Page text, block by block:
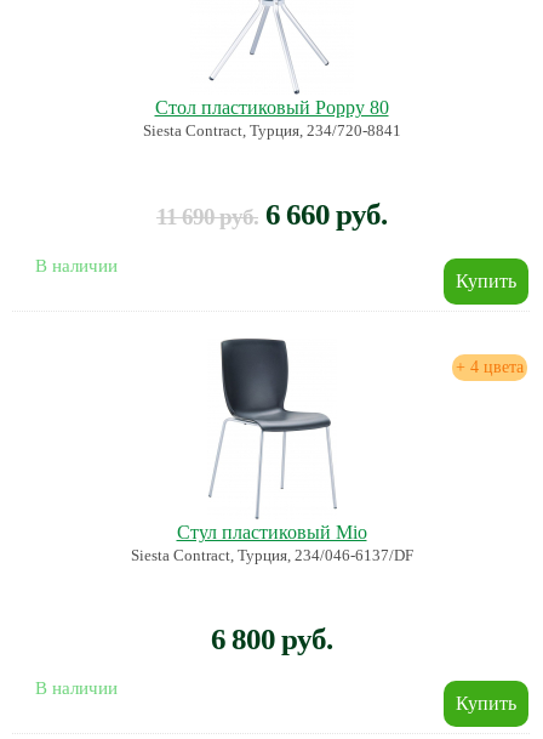
Стол пластиковый Poppy 80
Siesta Contract, Турция, 234/720-8841
11 690 руб. 6 660 руб.
В наличии
+ 4 цвета
Стул пластиковый Mio
Siesta Contract, Турция, 234/046-6137/DF
6 800 руб.
В наличии